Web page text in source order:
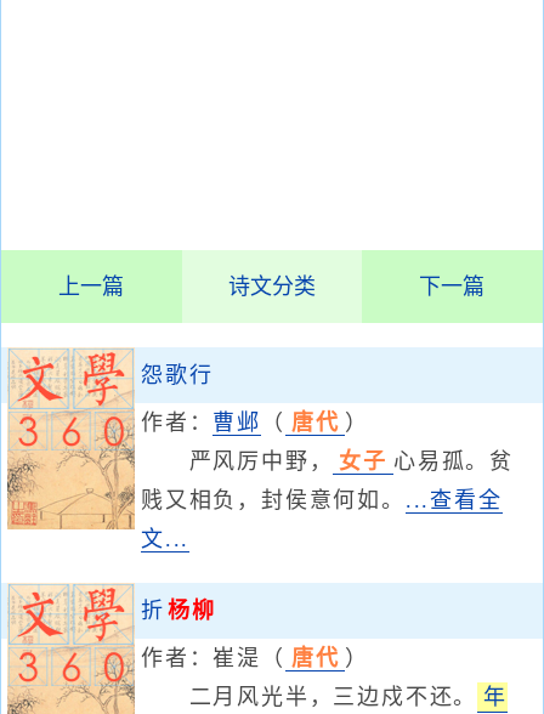
上一篇 诗文分类 下一篇
怨歌行
作者： 曹邺 （ 唐代 ）
严风厉中野，
女子 心易孤。贫
贱又相负，封侯意何如。 ...查看全
文...
折 杨柳
作者：崔湜 （ 唐代 ）
二月风光半，三边戍不还。
年